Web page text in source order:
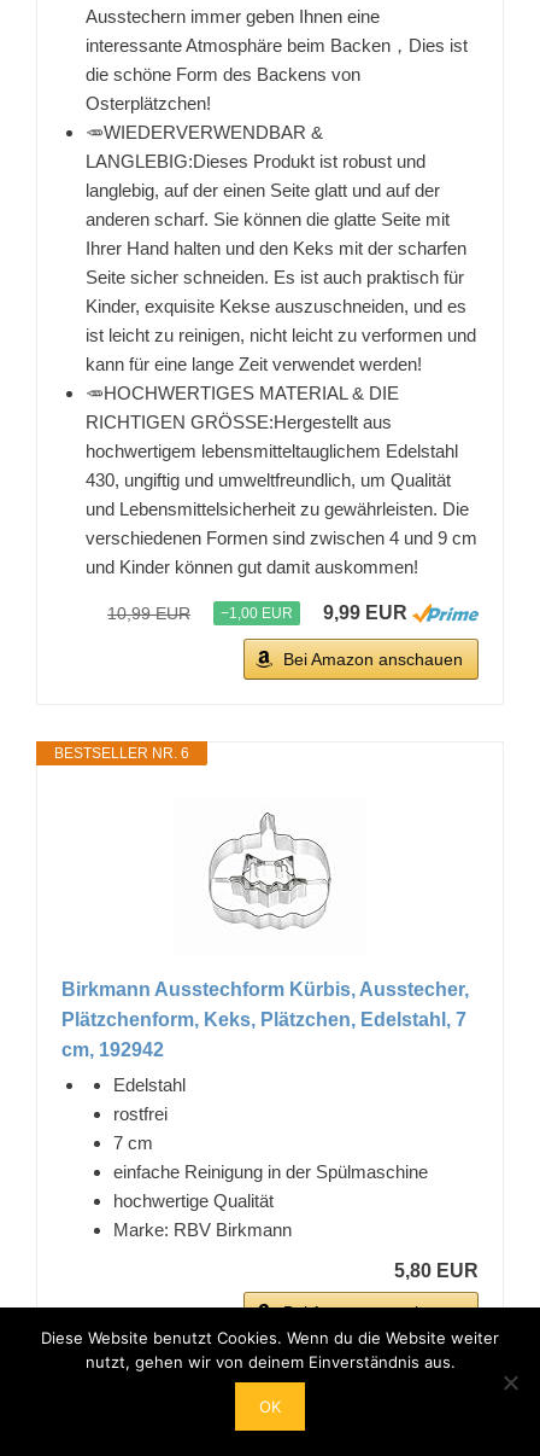
Ausstechern immer geben Ihnen eine
interessante Atmosphäre beim Backen，Dies ist
die schöne Form des Backens von
Osterplätzchen!
🥕WIEDERVERWENDBAR &
LANGLEBIG:Dieses Produkt ist robust und
langlebig, auf der einen Seite glatt und auf der
anderen scharf. Sie können die glatte Seite mit
Ihrer Hand halten und den Keks mit der scharfen
Seite sicher schneiden. Es ist auch praktisch für
Kinder, exquisite Kekse auszuschneiden, und es
ist leicht zu reinigen, nicht leicht zu verformen und
kann für eine lange Zeit verwendet werden!
🥕HOCHWERTIGES MATERIAL & DIE
RICHTIGEN GRÖSSE:Hergestellt aus
hochwertigem lebensmitteltauglichem Edelstahl
430, ungiftig und umweltfreundlich, um Qualität
und Lebensmittelsicherheit zu gewährleisten. Die
verschiedenen Formen sind zwischen 4 und 9 cm
und Kinder können gut damit auskommen!
10,99 EUR −1,00 EUR 9,99 EUR
Bei Amazon anschauen
BESTSELLER NR. 6
Birkmann Ausstechform Kürbis, Ausstecher,
Plätzchenform, Keks, Plätzchen, Edelstahl, 7
cm, 192942
Edelstahl
rostfrei
7 cm
einfache Reinigung in der Spülmaschine
hochwertige Qualität
Marke: RBV Birkmann
5,80 EUR
Bei Amazon anschauen
Diese Website benutzt Cookies. Wenn du die Website weiter
nutzt, gehen wir von deinem Einverständnis aus.
OK